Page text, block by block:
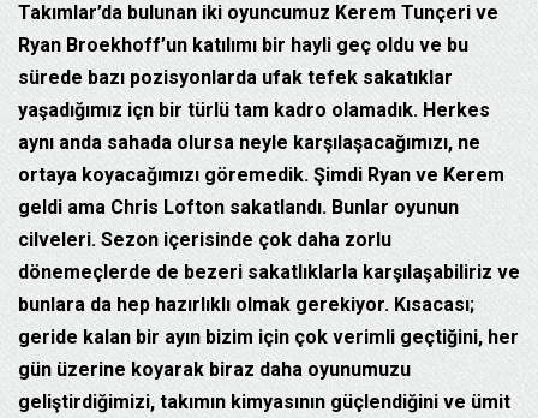
Takımlar’da bulunan iki oyuncumuz Kerem Tunçeri ve
Ryan Broekhoff’un katılımı bir hayli geç oldu ve bu
sürede bazı pozisyonlarda ufak tefek sakatıklar
yaşadığımız içn bir türlü tam kadro olamadık. Herkes
aynı anda sahada olursa neyle karşılaşacağımızı, ne
ortaya koyacağımızı göremedik. Şimdi Ryan ve Kerem
geldi ama Chris Lofton sakatlandı. Bunlar oyunun
cilveleri. Sezon içerisinde çok daha zorlu
dönemeçlerde de bezeri sakatlıklarla karşılaşabiliriz ve
bunlara da hep hazırlıklı olmak gerekiyor. Kısacası;
geride kalan bir ayın bizim için çok verimli geçtiğini, her
gün üzerine koyarak biraz daha oyunumuzu
geliştirdiğimizi, takımın kimyasının güçlendiğini ve ümit